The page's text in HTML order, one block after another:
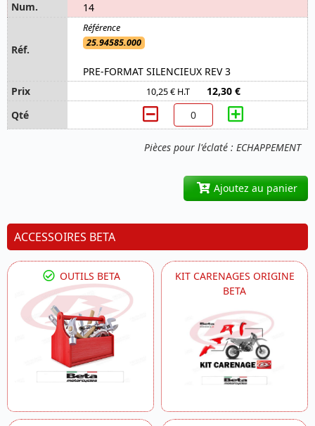
Pièces pour l'éclaté : ECHAPPEMENT
14
25.94585.000
PRE-FORMAT SILENCIEUX REV 3
10,25 € H.T 12,30 €
Ajoutez au panier
ACCESSOIRES BETA
OUTILS BETA
KIT CARENAGES ORIGINE
BETA